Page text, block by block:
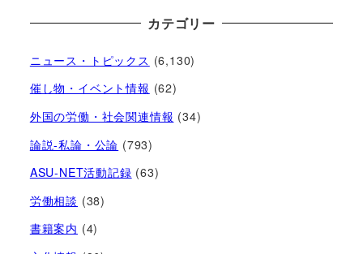
カテゴリー
ニュース・トピックス (6,130)
催し物・イベント情報 (62)
外国の労働・社会関連情報 (34)
論説-私論・公論 (793)
ASU-NET活動記録 (63)
労働相談 (38)
書籍案内 (4)